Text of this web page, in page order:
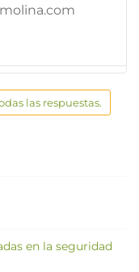
las respuestas.
en la seguridad